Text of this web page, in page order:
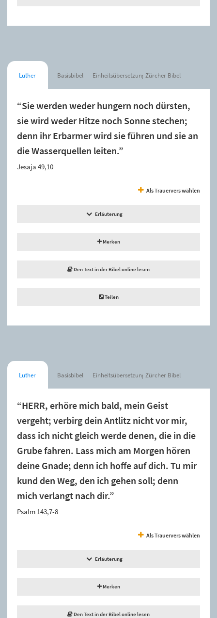
Luther Basisbibel Einheitsübersetzung Zürcher Bibel
“Sie werden weder hungern noch dürsten,
sie wird weder Hitze noch Sonne stechen;
denn ihr Erbarmer wird sie führen und sie an
die Wasserquellen leiten.”
Jesaja 49,10
Als Trauervers wählen
Erläuterung
Merken
Den Text in der Bibel online lesen
Teilen
Luther Basisbibel Einheitsübersetzung Zürcher Bibel
“HERR, erhöre mich bald, mein Geist
vergeht; verbirg dein Antlitz nicht vor mir,
dass ich nicht gleich werde denen, die in die
Grube fahren. Lass mich am Morgen hören
deine Gnade; denn ich hoffe auf dich. Tu mir
kund den Weg, den ich gehen soll; denn
mich verlangt nach dir.”
Psalm 143,7-8
Als Trauervers wählen
Erläuterung
Merken
Den Text in der Bibel online lesen